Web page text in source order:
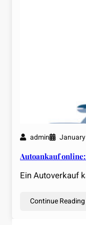
admin
Autoankauf
Ein Autoverkauf
Continue Reading